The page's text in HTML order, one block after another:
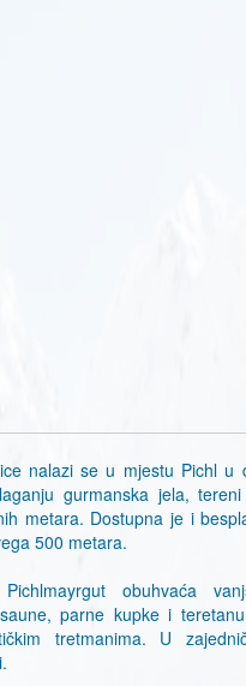
nalazi se u mjestu Pichl u
gurmanska jela,
metara. Dostupna je i
500 metara.
obuhvaća
parne kupke i
tretmanima. U